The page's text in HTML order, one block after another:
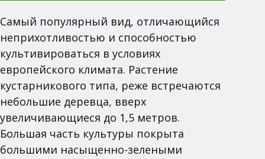
Самый популярный вид, отличающийся
неприхотливостью и способностью
культивироваться в условиях
европейского климата. Растение
кустарникового типа, реже встречаются
небольшие деревца, вверх
увеличивающиеся до 1,5 метров.
Большая часть культуры покрыта
большими насыщенно-зелеными